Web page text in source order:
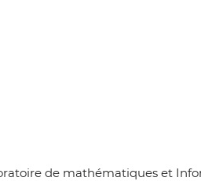
de mathématiques et